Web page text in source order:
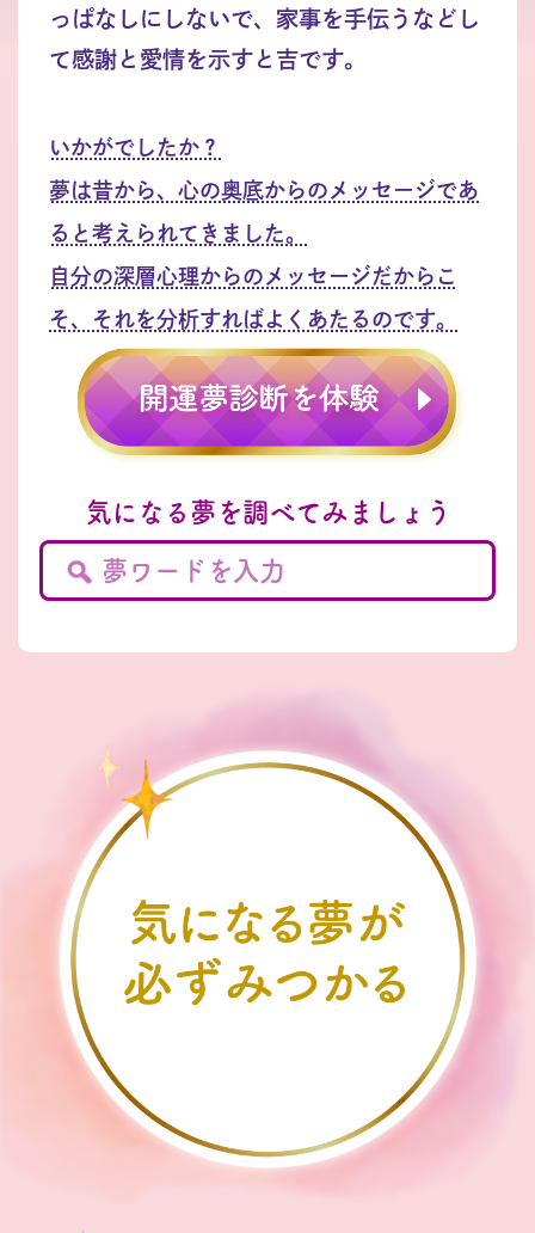
っぱなしにしないで、家事を手伝うなどし
て感謝と愛情を示すと吉です。
いかがでしたか？
夢は昔から、心の奥底からのメッセージであ
ると考えられてきました。
自分の深層心理からのメッセージだからこ
そ、それを分析すればよくあたるのです。
気になる夢を調べてみましょう